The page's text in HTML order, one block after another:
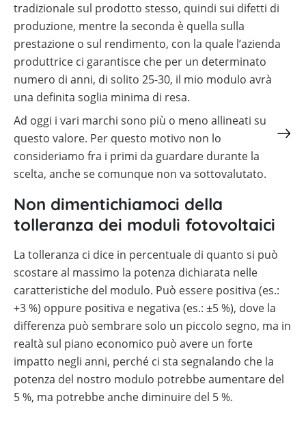
tradizionale sul prodotto stesso, quindi sui difetti di
produzione, mentre la seconda è quella sulla
prestazione o sul rendimento, con la quale l’azienda
produttrice ci garantisce che per un determinato
numero di anni, di solito 25-30, il mio modulo avrà
una definita soglia minima di resa.
Ad oggi i vari marchi sono più o meno allineati su
questo valore. Per questo motivo non lo
consideriamo fra i primi da guardare durante la
scelta, anche se comunque non va sottovalutato.
Non dimentichiamoci della
tolleranza dei moduli fotovoltaici
La tolleranza ci dice in percentuale di quanto si può
scostare al massimo la potenza dichiarata nelle
caratteristiche del modulo. Può essere positiva (es.:
+3 %) oppure positiva e negativa (es.: ±5 %), dove la
differenza può sembrare solo un piccolo segno, ma in
realtà sul piano economico può avere un forte
impatto negli anni, perché ci sta segnalando che la
potenza del nostro modulo potrebbe aumentare del
5 %, ma potrebbe anche diminuire del 5 %.